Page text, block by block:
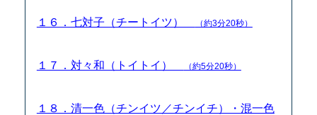
１６．七対子（チートイツ） （約3分20秒）
１７．対々和（トイトイ） （約5分20秒）
１８．清一色（チンイツ／チンイチ）・混一色